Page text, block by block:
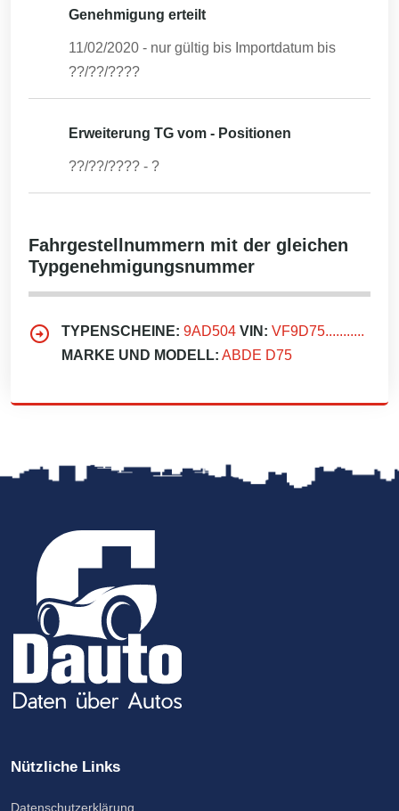
Genehmigung erteilt
11/02/2020 - nur gültig bis Importdatum bis
??/??/????
Erweiterung TG vom - Positionen
??/??/???? - ?
Fahrgestellnummern mit der gleichen
Typgenehmigungsnummer
TYPENSCHEINE: 9AD504 VIN: VF9D75...........
MARKE UND MODELL: ABDE D75
Nützliche Links
Datenschutzerklärung